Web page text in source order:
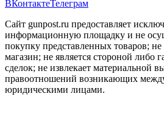
ВКонтактеТелеграм
Сайт gunpost.ru предоставляет
информационную площадку и не
покупку представленных товаров;
магазин; не является стороной либо
сделок; не извлекает материальной
правоотношений возникающих
юридическими лицами.